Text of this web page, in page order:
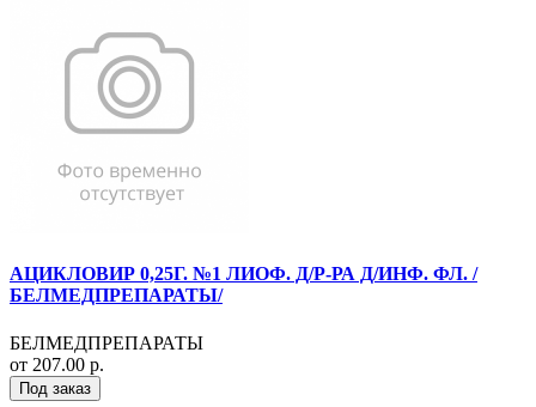
АЦИКЛОВИР 0,25Г. №1 ЛИОФ. Д/Р-РА Д/ИНФ. ФЛ. /
БЕЛМЕДПРЕПАРАТЫ/
БЕЛМЕДПРЕПАРАТЫ
от 207.00 р.
Под заказ